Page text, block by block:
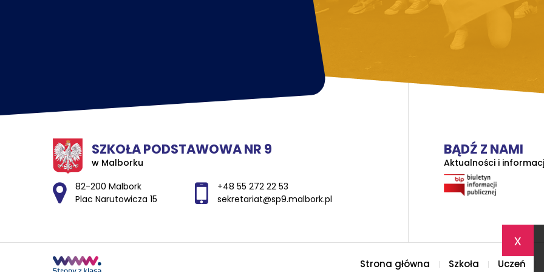
x
SZKOŁA PODSTAWOWA NR 9
w Malborku
Adres pocztowy:
82-200 Malbork
Plac Narutowicza 15
+48 55 272 22 53
sekretariat@sp9.malbork.pl
BĄDŹ Z NAMI
Aktualności i
Strona główna Szkoła Uczeń